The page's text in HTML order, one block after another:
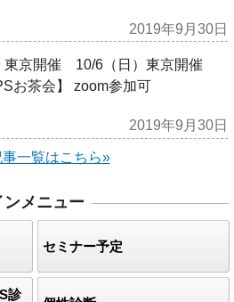
2019年9月30日
東京開催 10/6（日）東京開催
お茶会】 zoom参加可
2019年9月30日
一覧はこちら»
ンメニュー
セミナー予定
診